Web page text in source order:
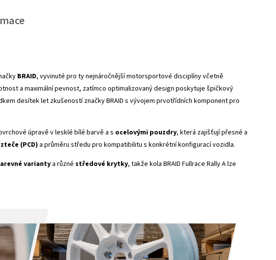
BRAID, vyvinuté pro ty nejnáročnější motorsportové disciplíny včetně
a maximální pevnost, zatímco optimalizovaný design poskytuje špičkový
desítek let zkušeností značky BRAID s vývojem prvotřídních komponent pro
úpravě v lesklé bílé barvě a s ocelovými pouzdry, která zajišťují přesné a
(PCD) a průměru středu pro kompatibilitu s konkrétní konfigurací vozidla.
varianty a různé středové krytky, takže kola BRAID Fullrace Rally A lze